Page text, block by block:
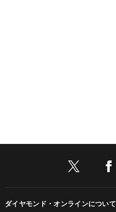
ダイヤモンド・オンラインについて